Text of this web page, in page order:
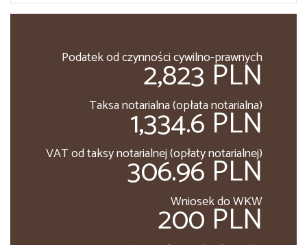
Podatek od czynności cywilno-prawnych
2,823 PLN
Taksa notarialna (opłata notarialna)
1,334.6 PLN
VAT od taksy notarialnej (opłaty notarialnej)
306.96 PLN
Wniosek do WKW
200 PLN